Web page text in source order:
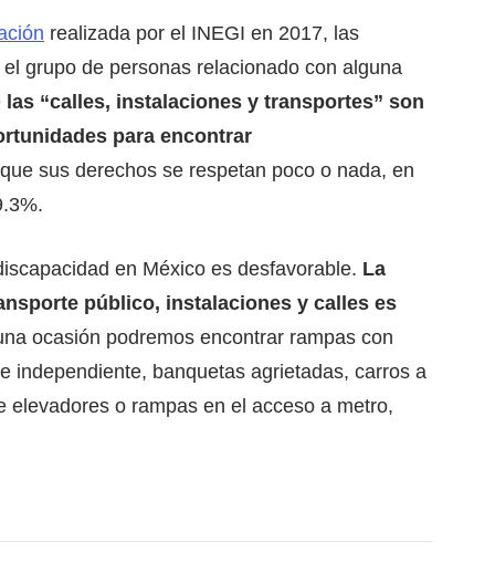
realizada por el INEGI en 2017, las
grupo de personas relacionado con alguna
las “calles, instalaciones y transportes” son
para encontrar
sus derechos se respetan poco o nada, en
en México es desfavorable. La
público, instalaciones y calles es
ocasión podremos encontrar rampas con
independiente, banquetas agrietadas, carros a
o rampas en el acceso a metro,